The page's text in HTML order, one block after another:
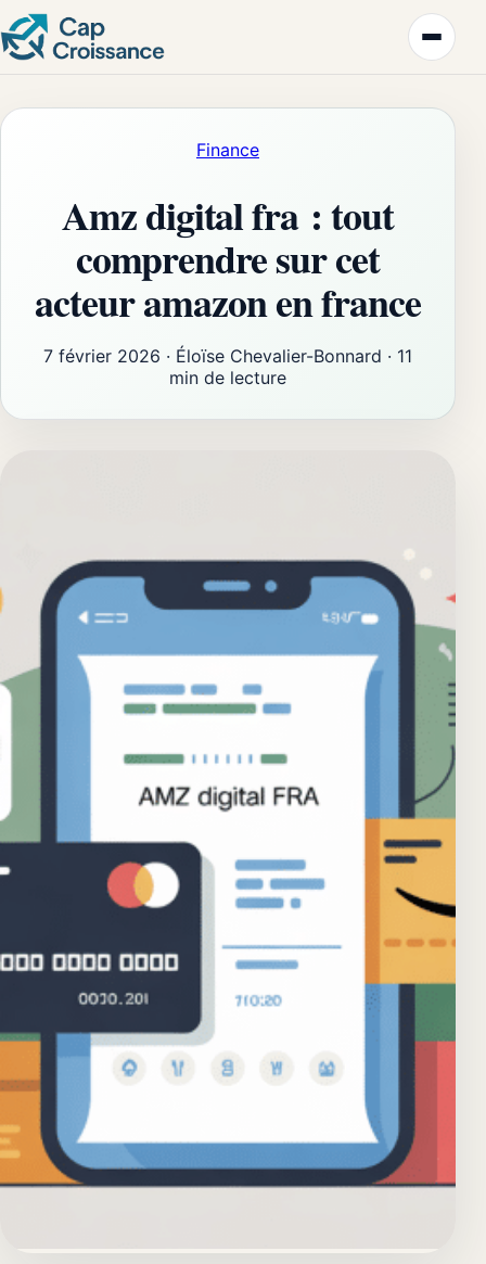
Finance
Amz digital fra : tout
comprendre sur cet
acteur amazon en france
7 février 2026 · Éloïse Chevalier-Bonnard · 11
min de lecture